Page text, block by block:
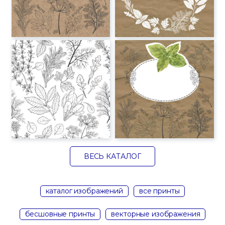
ВЕСЬ КАТАЛОГ
каталог изображений все принты
бесшовные принты векторные изображения